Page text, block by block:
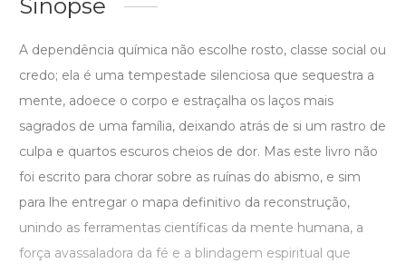
Sinopse
A dependência química não escolhe rosto, classe social ou
credo; ela é uma tempestade silenciosa que sequestra a
mente, adoece o corpo e estraçalha os laços mais
sagrados de uma família, deixando atrás de si um rastro de
culpa e quartos escuros cheios de dor. Mas este livro não
foi escrito para chorar sobre as ruínas do abismo, e sim
para lhe entregar o mapa definitivo da reconstrução,
unindo as ferramentas científicas da mente humana, a
força avassaladora da fé e a blindagem espiritual que